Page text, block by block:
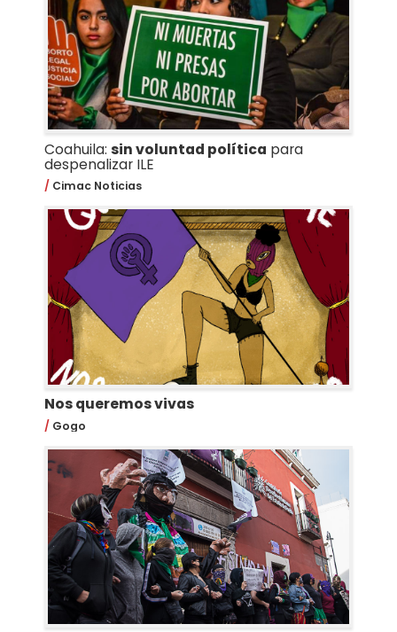
Coahuila: sin voluntad política para
despenalizar ILE
Cimac Noticias
Nos queremos vivas
Gogo